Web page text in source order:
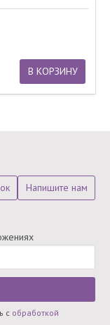
В КОРЗИНУ
Напишите нам
с обработкой